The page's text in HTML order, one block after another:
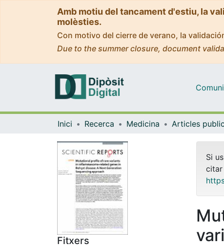
Amb motiu del tancament d'estiu, la
molèsties.
Con motivo del cierre de verano, la
Due to the summer closure, document
Inici Recerca Medicina
Fitxers
Si
citar